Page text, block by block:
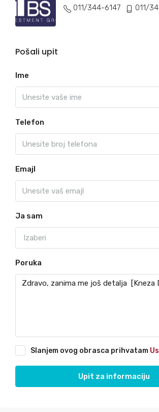
011/344-6147
011/
Pošali upit
Ime
Telefon
Emajl
Ja sam
Izaberi
Poruka
Slanjem ovog obrasca prihvatam
Upit za informaciju